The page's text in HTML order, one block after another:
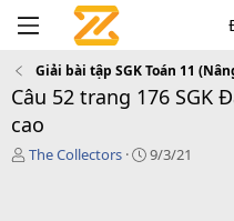
Giải bài tập SGK Toán 11
Câu 52 trang 176 SGK
cao
T
The Collectors
C
9/3/21